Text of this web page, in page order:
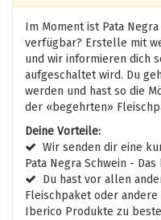
Im Moment ist Pata
verfügbar? Erstelle mit
und wir informieren dich
aufgeschaltet wird. Du
werden und hast so die
der «begehrten»
Deine Vorteile:
Wir senden dir eine
Pata Negra Schwein -
Du hast vor allen
Fleischpaket oder andere
Iberico Produkte zu